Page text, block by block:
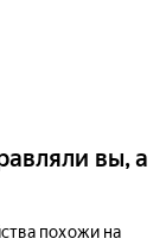
вы, а
похожи на